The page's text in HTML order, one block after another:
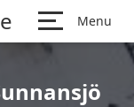
Menu